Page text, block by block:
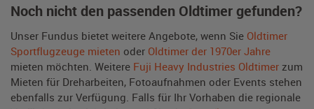
Noch nicht den passenden Oldtimer gefunden?
Unser Fundus bietet weitere Angebote, wenn Sie Oldtimer
Sportflugzeuge mieten oder Oldtimer der 1970er Jahre
mieten möchten. Weitere Fuji Heavy Industries Oldtimer zum
Mieten für Dreharbeiten, Fotoaufnahmen oder Events stehen
ebenfalls zur Verfügung. Falls für Ihr Vorhaben die regionale